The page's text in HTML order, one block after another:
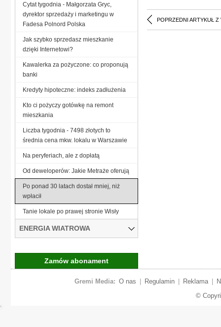
POPRZEDNI ARTYKUŁ Z
Cytat tygodnia - Małgorzata Gryc,
dyrektor sprzedaży i marketingu w
Fadesa Polnord Polska
Jak szybko sprzedasz mieszkanie
dzięki Internetowi?
Kawalerka za pożyczone: co proponują
banki
Kredyty hipoteczne: indeks zadłużenia
Kto ci pożyczy gotówkę na remont
mieszkania
Liczba tygodnia - 7498 złotych to
średnia cena mkw. lokalu w Warszawie
Na peryferiach, ale z dopłatą
Od deweloperów: Jakie Metraże oferują
Po ponad 30 latach dostał mniej, niż
wpłacił
Tanie lokale po prawej stronie Wisły
ENERGIA WIATROWA
Zamów abonament
Gremi Media: O nas Regulamin Reklama
©